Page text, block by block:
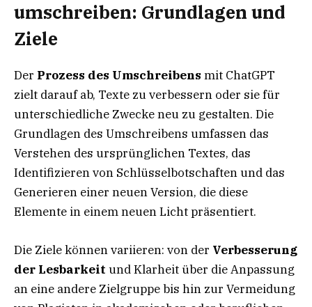
umschreiben: Grundlagen und
Ziele
Der Prozess des Umschreibens mit ChatGPT
zielt darauf ab, Texte zu verbessern oder sie für
unterschiedliche Zwecke neu zu gestalten. Die
Grundlagen des Umschreibens umfassen das
Verstehen des ursprünglichen Textes, das
Identifizieren von Schlüsselbotschaften und das
Generieren einer neuen Version, die diese
Elemente in einem neuen Licht präsentiert.
Die Ziele können variieren: von der Verbesserung
der Lesbarkeit und Klarheit über die Anpassung
an eine andere Zielgruppe bis hin zur Vermeidung